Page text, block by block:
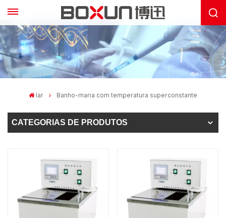
lar Banho-maria com temperatura superconstante
CATEGORIAS DE PRODUTOS